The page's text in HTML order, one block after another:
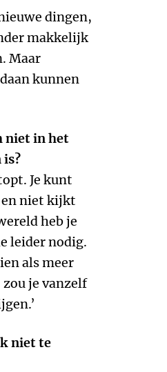
dingen,
makkelijk
Maar
kunnen
niet in het
is?
Je kunt
en niet kijkt
heb je
leider nodig.
als meer
je vanzelf
niet te